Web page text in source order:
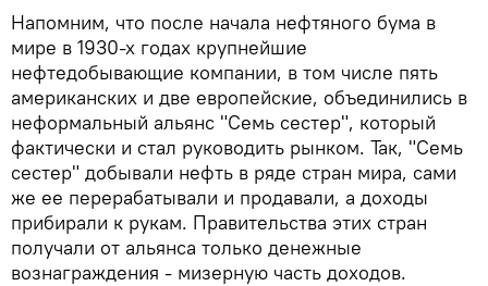
Напомним, что после начала нефтяного бума в
мире в 1930-х годах крупнейшие
нефтедобывающие компании, в том числе пять
американских и две европейские, объединились в
неформальный альянс "Семь сестер", который
фактически и стал руководить рынком. Так, "Семь
сестер" добывали нефть в ряде стран мира, сами
же ее перерабатывали и продавали, а доходы
прибирали к рукам. Правительства этих стран
получали от альянса только денежные
вознаграждения - мизерную часть доходов.